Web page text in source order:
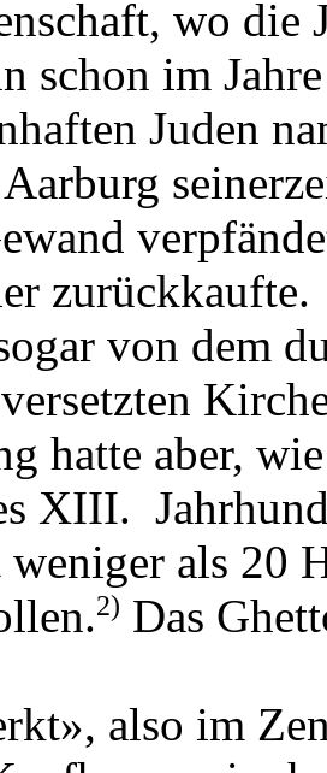
wo die
schon im
Juden
zurückkaufte.
von dem
hatte aber,
XIII.
als 20
2) Das
also im